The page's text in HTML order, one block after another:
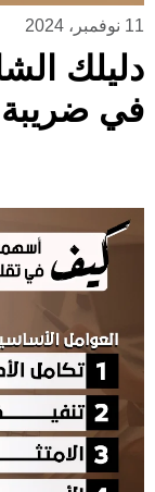
11 نوفمبر، 2024
دليلك
في ضريبة